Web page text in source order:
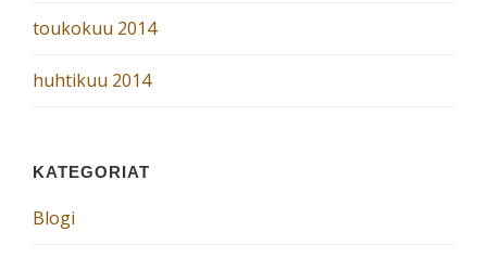
toukokuu 2014
huhtikuu 2014
KATEGORIAT
Blogi